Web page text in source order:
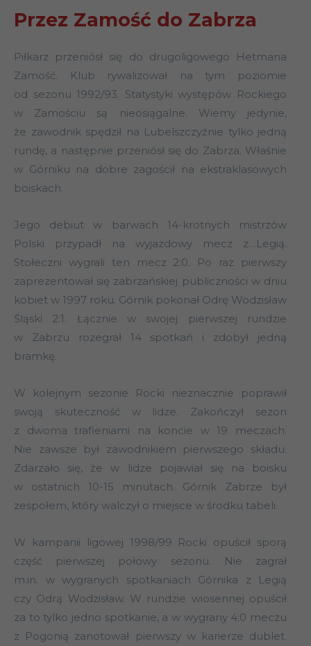
Przez Zamość do Zabrza
Piłkarz przeniósł się do drugoligowego Hetmana
Zamość. Klub rywalizował na tym poziomie
od sezonu 1992/93. Statystyki występów Rockiego
w Zamościu są nieosiągalne. Wiemy jedynie,
że zawodnik spędził na Lubelszczyźnie tylko jedną
rundę, a następnie przeniósł się do Zabrza. Właśnie
w Górniku na dobre zagościł na ekstraklasowych
boiskach.
Jego debiut w barwach 14-krotnych mistrzów
Polski przypadł na wyjazdowy mecz z…Legią.
Stołeczni wygrali ten mecz 2:0. Po raz pierwszy
zaprezentował się zabrzańskiej publiczności w dniu
kobiet w 1997 roku. Górnik pokonał Odrę Wodzisław
Śląski 2:1. Łącznie w swojej pierwszej rundzie
w Zabrzu rozegrał 14 spotkań i zdobył jedną
bramkę.
W kolejnym sezonie Rocki nieznacznie poprawił
swoją skuteczność w lidze. Zakończył sezon
z dwoma trafieniami na koncie w 19 meczach.
Nie zawsze był zawodnikiem pierwszego składu.
Zdarzało się, że w lidze pojawiał się na boisku
w ostatnich 10-15 minutach. Górnik Zabrze był
zespołem, który walczył o miejsce w środku tabeli.
W kampanii ligowej 1998/99 Rocki opuścił sporą
część pierwszej połowy sezonu. Nie zagrał
m.in. w wygranych spotkaniach Górnika z Legią
czy Odrą Wodzisław. W rundzie wiosennej opuścił
za to tylko jedno spotkanie, a w wygrany 4:0 meczu
z Pogonią zanotował pierwszy w karierze dublet.